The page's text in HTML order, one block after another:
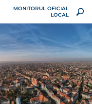
MONITORUL OFICIAL
LOCAL